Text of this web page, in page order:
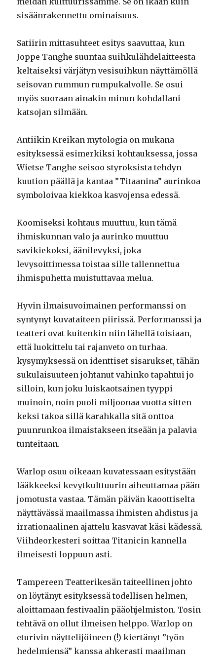
sisäänrakennettu ominaisuus.
Satiirin mittasuhteet esitys saavuttaa, kun
Joppe Tanghe suuntaa suihkulähdelaitteesta
keltaiseksi värjätyn vesisuihkun näyttämöllä
seisovan rummun rumpukalvolle. Se osui
myös suoraan ainakin minun kohdallani
katsojan silmään.
Antiikin Kreikan mytologia on mukana
esityksessä esimerkiksi kohtauksessa, jossa
Wietse Tanghe seisoo styroksista tehdyn
kuution päällä ja kantaa ”Titaanina” aurinkoa
symboloivaa kiekkoa kasvojensa edessä.
Koomiseksi kohtaus muuttuu, kun tämä
ihmiskunnan valo ja aurinko muuttuu
savikiekoksi, äänilevyksi, joka
levysoittimessa toistaa sille tallennettua
ihmispuhetta muistuttavaa melua.
Hyvin ilmaisuvoimainen performanssi on
syntynyt kuvataiteen piirissä. Performanssi ja
teatteri ovat kuitenkin niin lähellä toisiaan,
että luokittelu tai rajanveto on turhaa.
kysymyksessä on identtiset sisarukset, tähän
sukulaisuuteen johtanut vahinko tapahtui jo
silloin, kun joku luiskaotsainen tyyppi
muinoin, noin puoli miljoonaa vuotta sitten
keksi takoa sillä karahkalla sitä onttoa
puunrunkoa ilmaistakseen itseään ja palavia
tunteitaan.
Warlop osuu oikeaan kuvatessaan esitystään
lääkkeeksi kevytkulttuurin aiheuttamaa pään
jomotusta vastaa. Tämän päivän kaoottiselta
näyttävässä maailmassa ihmisten ahdistus ja
irrationaalinen ajattelu kasvavat käsi kädessä.
Viihdeorkesteri soittaa Titanicin kannella
ilmeisesti loppuun asti.
Tampereen Teatterikesän taiteellinen johto
on löytänyt esityksessä todellisen helmen,
aloittamaan festivaalin pääohjelmiston. Tosin
tehtävä on ollut ilmeisen helppo. Warlop on
eturivin näyttelijöineen (!) kiertänyt ”työn
hedelmiensä” kanssa ahkerasti maailman